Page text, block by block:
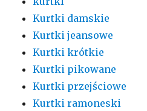
Kurtki damskie
Kurtki jeansowe
Kurtki krótkie
Kurtki pikowane
Kurtki przejściowe
Kurtki ramoneski